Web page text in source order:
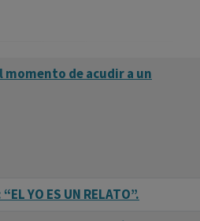
momento de acudir a un
YO ES UN RELATO”.